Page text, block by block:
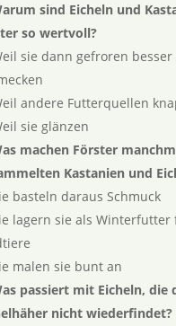
sind Eicheln und
so wertvoll?
sie dann gefroren besser
andere Futterquellen
sie glänzen
machen Förster
Kastanien und
basteln daraus Schmuck
lagern sie als Winterfutter
malen sie bunt an
passiert mit Eicheln, die
nicht wiederfindet?